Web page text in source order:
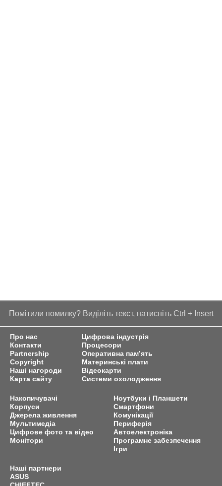
Помітили помилку? Виділіть текст, натисніть Ctrl + Insert
Про нас
Контакти
Partnership
Copyright
Наші нагороди
Карта сайту
Цифрова індустрія
Процесори
Оперативна пам’ять
Материнські плати
Відеокарти
Системи охолодження
Накопичувачі
Корпуси
Джерела живлення
Мультимедіа
Цифрове фото та відео
Монітори
Ноутбуки і Планшети
Смартфони
Комунікації
Периферія
Автоелектроніка
Програмне забезпечення
Ігри
Наші партнери
ASUS